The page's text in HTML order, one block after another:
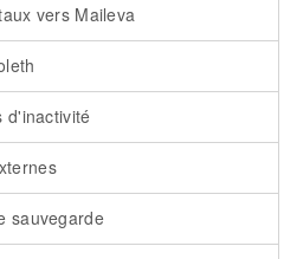
vers Maileva
d'inactivité
sauvegarde